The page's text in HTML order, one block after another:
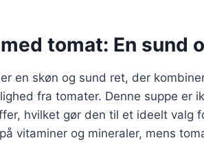
tomat: En sund
en skøn og sund ret, der
fra tomater. Denne suppe er
hvilket gør den til et ideelt valg
vitaminer og mineraler, mens